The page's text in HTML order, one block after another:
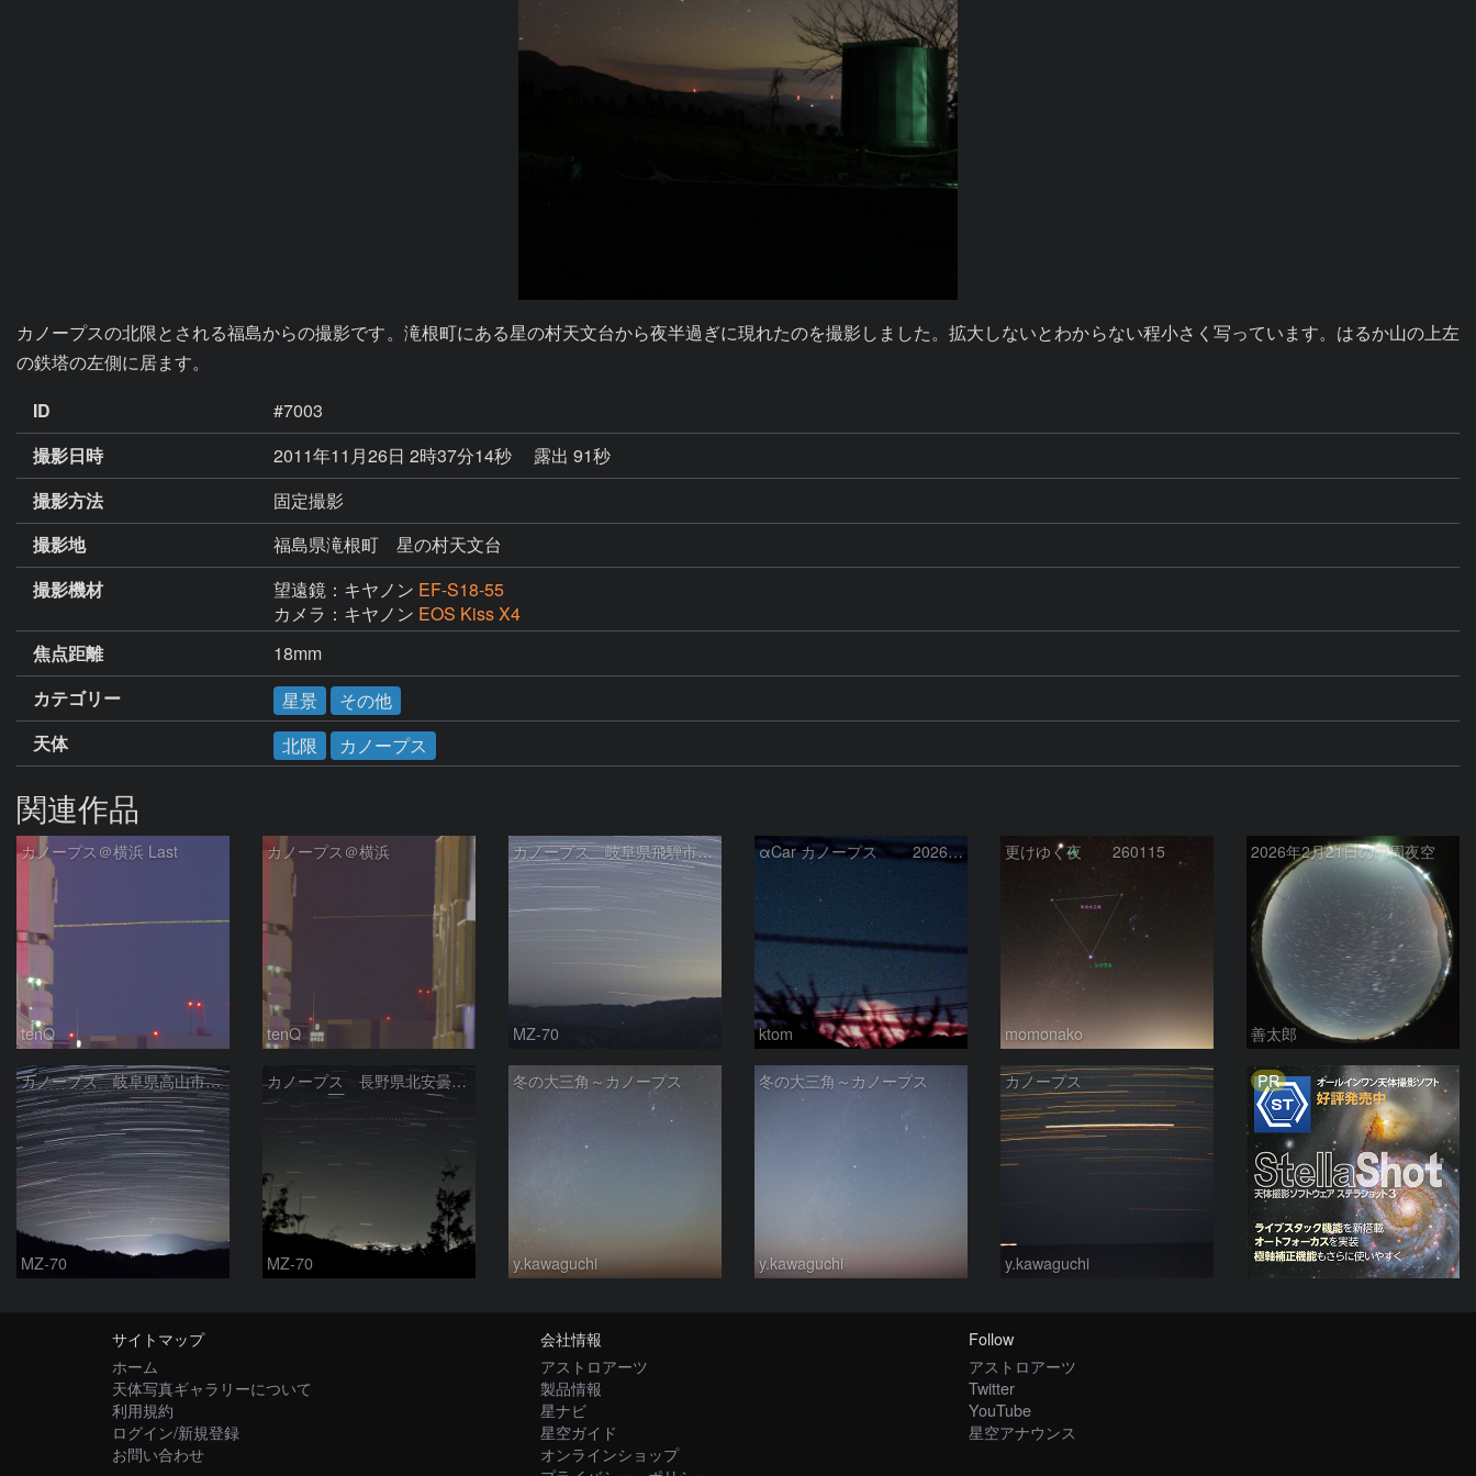
カノープスの北限とされる福島からの撮影です。滝根町にある星の村天文台から夜半過ぎに現れたのを撮影しました。拡大しないとわからない程小さく写っています。はるか山の上左
の鉄塔の左側に居ます。
ID
#7003
撮影日時
2011年11月26日 2時37分14秒
露出 91秒
撮影方法
固定撮影
撮影地
福島県滝根町 星の村天文台
撮影機材
望遠鏡：キヤノン EF-S18-55
カメラ：キヤノン EOS Kiss X4
焦点距離
18mm
カテゴリー
星景
その他
天体
北限 カノープス
関連作品
カノープス＠横浜 Last
tenQ
カノープス＠横浜
tenQ
カノープス 岐阜県飛騨市 2026年3月5日
MZ-70
αCar カノープス 2026-3-4
ktom
更けゆく夜 260115
momonako
2026年2月21日の円周夜空
善太郎
カノープス 岐阜県高山市 2026年2月21日
MZ-70
カノープス 長野県北安曇郡 2026年2月13日
MZ-70
冬の大三角～カノープス
y.kawaguchi
冬の大三角～カノープス
y.kawaguchi
カノープス
y.kawaguchi
PR
サイトマップ
ホーム
天体写真ギャラリーについて
利用規約
ログイン/新規登録
お問い合わせ
会社情報
アストロアーツ
製品情報
星ナビ
星空ガイド
オンラインショップ
Follow
アストロアーツ
Twitter
YouTube
星空アナウンス